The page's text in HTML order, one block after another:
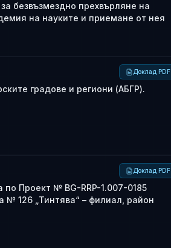
безвъзмездно прехвърляне на
на науките и приемане от нея
Доклад PDF
градове и региони (АБГР).
Доклад PDF
Проект № BG-RRP-1.007-0185
№ 126 „Тинтява“ – филиал, район